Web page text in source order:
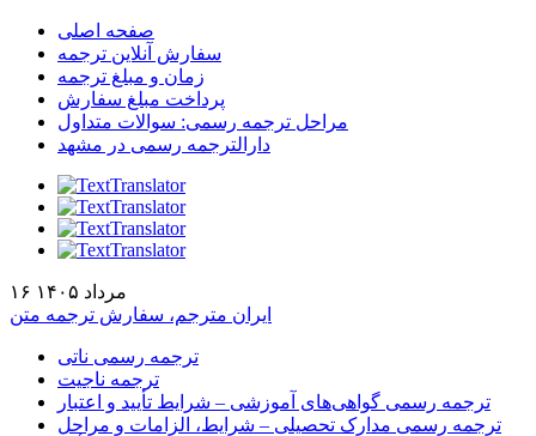
صفحه اصلی
سفارش آنلاین ترجمه
زمان و مبلغ ترجمه
پرداخت مبلغ سفارش
مراحل ترجمه رسمی: سوالات متداول
دارالترجمه رسمی در مشهد
۱۶ مرداد ۱۴۰۵
ایران مترجم، سفارش ترجمه متن
ترجمه رسمی ناتی
ترجمه ناجیت
ترجمه رسمی گواهی‌های آموزشی – شرایط تأیید و اعتبار
ترجمه رسمی مدارک تحصیلی – شرایط، الزامات و مراحل